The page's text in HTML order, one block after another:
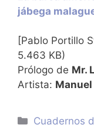
jábega
[Pablo Portillo
5.463 KB)
Prólogo de Mr.
Artista:
Categorías
Cuadernos